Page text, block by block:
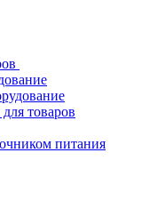
товаров
питания